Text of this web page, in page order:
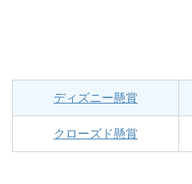
ディズニー懸賞
クローズド懸賞